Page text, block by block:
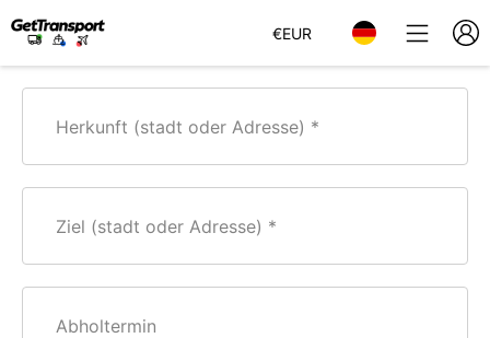
€EUR
Herkunft (stadt oder Adresse)
Ziel (stadt oder Adresse)
Abholtermin